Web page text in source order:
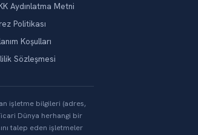
Aydınlatma Metni
Politikası
Koşulları
Sözleşmesi
işletme bilgileri (adres,
Dünya herhangi bir
talep eden işletmeler